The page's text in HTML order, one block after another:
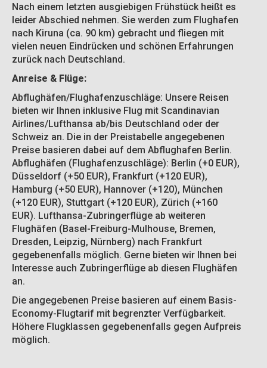
Nach einem letzten ausgiebigen Frühstück heißt es
leider Abschied nehmen. Sie werden zum Flughafen
nach Kiruna (ca. 90 km) gebracht und fliegen mit
vielen neuen Eindrücken und schönen Erfahrungen
zurück nach Deutschland.
Anreise & Flüge:
Abflughäfen/Flughafenzuschläge: Unsere Reisen
bieten wir Ihnen inklusive Flug mit Scandinavian
Airlines/Lufthansa ab/bis Deutschland oder der
Schweiz an. Die in der Preistabelle angegebenen
Preise basieren dabei auf dem Abflughafen Berlin.
Abflughäfen (Flughafenzuschläge): Berlin (+0 EUR),
Düsseldorf (+50 EUR), Frankfurt (+120 EUR),
Hamburg (+50 EUR), Hannover (+120), München
(+120 EUR), Stuttgart (+120 EUR), Zürich (+160
EUR). Lufthansa-Zubringerflüge ab weiteren
Flughäfen (Basel-Freiburg-Mulhouse, Bremen,
Dresden, Leipzig, Nürnberg) nach Frankfurt
gegebenenfalls möglich. Gerne bieten wir Ihnen bei
Interesse auch Zubringerflüge ab diesen Flughäfen
an.
Die angegebenen Preise basieren auf einem Basis-
Economy-Flugtarif mit begrenzter Verfügbarkeit.
Höhere Flugklassen gegebenenfalls gegen Aufpreis
möglich.